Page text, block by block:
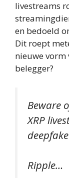
livestreams
en bedoeld
Dit roept
nieuwe
belegger?
Beware
XRP
Ripple…